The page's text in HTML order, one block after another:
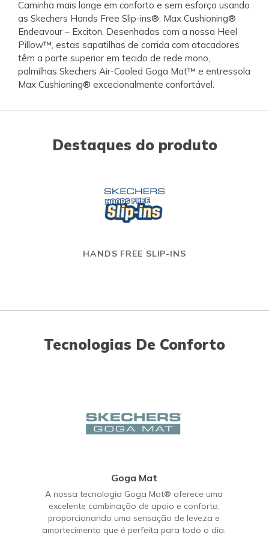
Caminha mais longe em conforto e sem esforço usando
as Skechers Hands Free Slip-ins®: Max Cushioning®
Endeavour – Exciton. Desenhadas com a nossa Heel
Pillow™, estas sapatilhas de corrida com atacadores
têm a parte superior em tecido de rede mono,
palmilhas Skechers Air-Cooled Goga Mat™ e entressola
Max Cushioning® excecionalmente confortável.
Destaques do produto
HANDS FREE SLIP-INS
Tecnologias De Conforto
Goga Mat
A nossa tecnologia Goga Mat® oferece uma
excelente combinação de apoio e conforto,
proporcionando uma sensação de leveza e
amortecimento que é perfeita para todo o dia.